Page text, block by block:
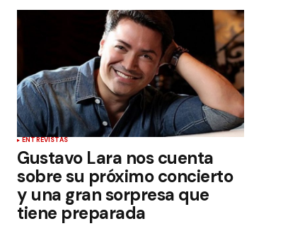
ENTREVISTAS
Gustavo Lara nos cuenta
sobre su próximo concierto
y una gran sorpresa que
tiene preparada